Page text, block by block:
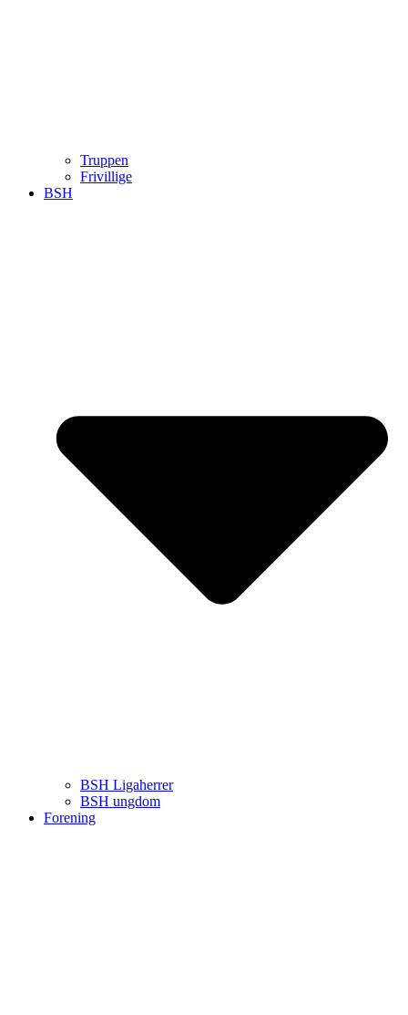
Truppen
Frivillige
BSH
BSH Ligaherrer
BSH ungdom
Forening